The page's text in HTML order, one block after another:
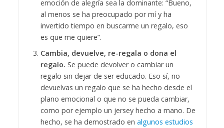
emoción de alegría sea la dominante: “Bueno,
al menos se ha preocupado por mí y ha
invertido tiempo en buscarme un regalo, eso
es que me quiere”.
Cambia, devuelve, re-regala o dona el
regalo. Se puede devolver o cambiar un
regalo sin dejar de ser educado. Eso sí, no
devuelvas un regalo que se ha hecho desde el
plano emocional o que no se pueda cambiar,
como por ejemplo un jersey hecho a mano. De
hecho, se ha demostrado en algunos estudios